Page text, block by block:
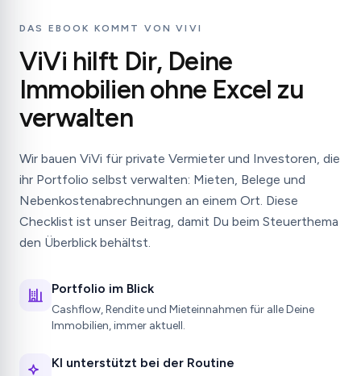
DAS EBOOK KOMMT VON VIVI
ViVi hilft Dir, Deine
Immobilien ohne Excel zu
verwalten
Wir bauen ViVi für private Vermieter und Investoren, die
ihr Portfolio selbst verwalten: Mieten, Belege und
Nebenkostenabrechnungen an einem Ort. Diese
Checklist ist unser Beitrag, damit Du beim Steuerthema
den Überblick behältst.
Portfolio im Blick
Cashflow, Rendite und Mieteinnahmen für alle Deine
Immobilien, immer aktuell.
KI unterstützt bei der Routine